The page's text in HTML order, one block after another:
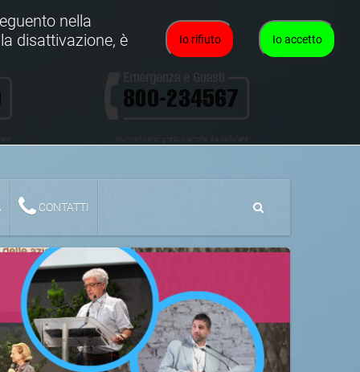
Numeri verdi gratuiti anche da cellulare
CONTATTI
Io accetto
Io rifiuto
nella
disattivazione, è